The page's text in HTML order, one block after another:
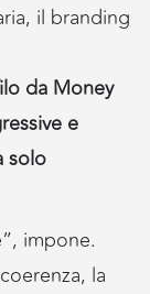
il branding
da Money
e
solo
impone.
la